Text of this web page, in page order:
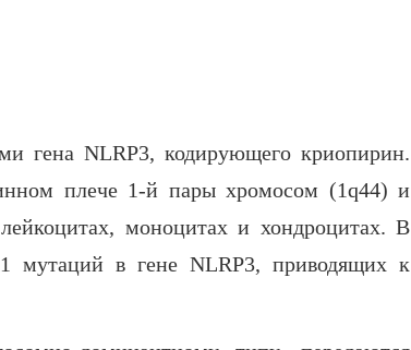
гена NLRP3, кодирующего криопирин.
плече 1-й пары хромосом (1q44) и
моноцитах и хондроцитах. В
мутаций в гене NLRP3, приводящих к